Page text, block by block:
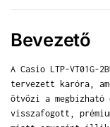
Bevezető
A Casio LTP-VT01G-
tervezett karóra,
ötvözi a
visszafogott,